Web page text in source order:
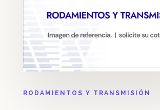
RODAMIENTOS Y TRANSMISIÓN